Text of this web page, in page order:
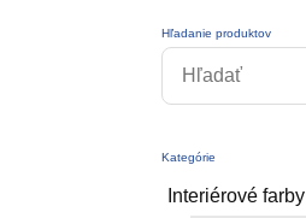
Hľadanie produktov
Kategórie
Interiérové farby